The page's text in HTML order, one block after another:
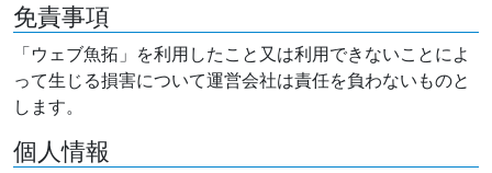
免責事項
「ウェブ魚拓」を利用したこと又は利用できないことによ
って生じる損害について運営会社は責任を負わないものと
します。
個人情報